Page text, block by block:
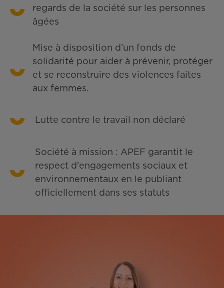
regards de la société sur les personnes
âgées
Mise à disposition d’un fonds de
solidarité pour aider à prévenir, protéger
et se reconstruire des violences faites
aux femmes.
Lutte contre le travail non déclaré
Société à mission : APEF garantit le
respect d'engagements sociaux et
environnementaux en le publiant
officiellement dans ses statuts